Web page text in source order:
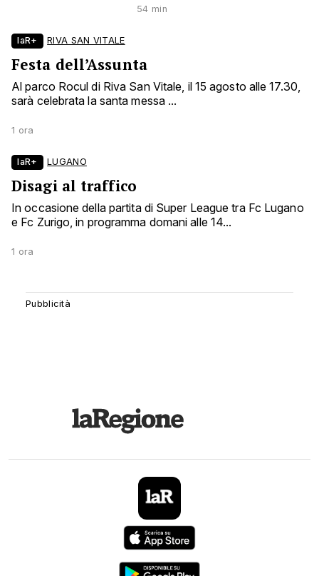
54 min
laR+ RIVA SAN VITALE
Festa dell’Assunta
Al parco Rocul di Riva San Vitale, il 15 agosto alle 17.30,
sarà celebrata la santa messa ...
1 ora
laR+ LUGANO
Disagi al traffico
In occasione della partita di Super League tra Fc Lugano
e Fc Zurigo, in programma domani alle 14...
1 ora